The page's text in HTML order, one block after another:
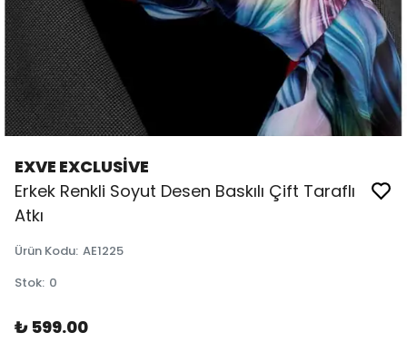
EXVE EXCLUSİVE
Erkek Renkli Soyut Desen Baskılı Çift Taraflı
Atkı
Ürün Kodu: AE1225
Stok: 0
₺ 599.00